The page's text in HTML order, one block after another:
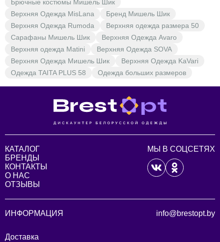
Брючные костюмы Мишель Шик
Верхняя Одежда MisLana
Бренд Мишель Шик
Верхняя Одежда Rumoda
Верхняя одежда размера 50
Сарафаны Мишель Шик
Верхняя Одежда Avaro
Верхняя одежда Matini
Верхняя Одежда SOVA
Верхняя Одежда Мишель Шик
Верхняя Одежда KaVari
Одежда TAITA PLUS 58
Одежда больших размеров
КАТАЛОГ
БРЕНДЫ
КОНТАКТЫ
О НАС
ОТЗЫВЫ
МЫ В СОЦСЕТЯХ
ИНФОРМАЦИЯ
Доставка
info@brestopt.by